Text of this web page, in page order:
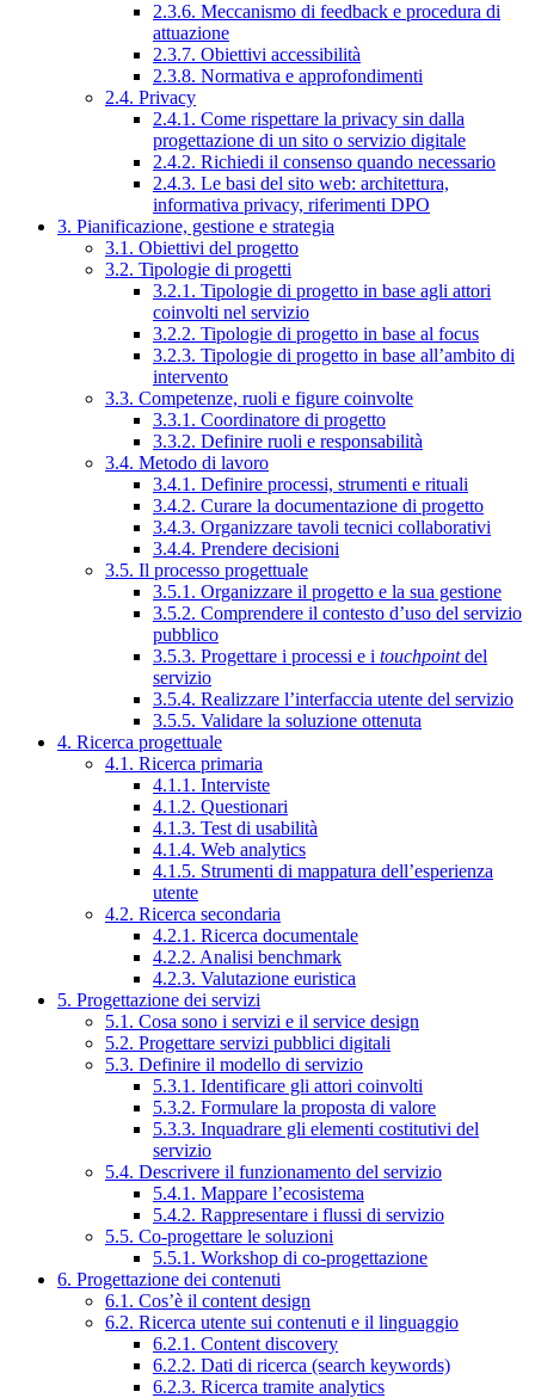
2.3.6. Meccanismo di feedback e procedura di
attuazione
2.3.7. Obiettivi accessibilità
2.3.8. Normativa e approfondimenti
2.4. Privacy
2.4.1. Come rispettare la privacy sin dalla
progettazione di un sito o servizio digitale
2.4.2. Richiedi il consenso quando necessario
2.4.3. Le basi del sito web: architettura,
informativa privacy, riferimenti DPO
3. Pianificazione, gestione e strategia
3.1. Obiettivi del progetto
3.2. Tipologie di progetti
3.2.1. Tipologie di progetto in base agli attori
coinvolti nel servizio
3.2.2. Tipologie di progetto in base al focus
3.2.3. Tipologie di progetto in base all’ambito di
intervento
3.3. Competenze, ruoli e figure coinvolte
3.3.1. Coordinatore di progetto
3.3.2. Definire ruoli e responsabilità
3.4. Metodo di lavoro
3.4.1. Definire processi, strumenti e rituali
3.4.2. Curare la documentazione di progetto
3.4.3. Organizzare tavoli tecnici collaborativi
3.4.4. Prendere decisioni
3.5. Il processo progettuale
3.5.1. Organizzare il progetto e la sua gestione
3.5.2. Comprendere il contesto d’uso del servizio
pubblico
3.5.3. Progettare i processi e i touchpointdel
servizio
3.5.4. Realizzare l’interfaccia utente del servizio
3.5.5. Validare la soluzione ottenuta
4. Ricerca progettuale
4.1. Ricerca primaria
4.1.1. Interviste
4.1.2. Questionari
4.1.3. Test di usabilità
4.1.4. Web analytics
4.1.5. Strumenti di mappatura dell’esperienza
utente
4.2. Ricerca secondaria
4.2.1. Ricerca documentale
4.2.2. Analisi benchmark
4.2.3. Valutazione euristica
5. Progettazione dei servizi
5.1. Cosa sono i servizi e il service design
5.2. Progettare servizi pubblici digitali
5.3. Definire il modello di servizio
5.3.1. Identificare gli attori coinvolti
5.3.2. Formulare la proposta di valore
5.3.3. Inquadrare gli elementi costitutivi del
servizio
5.4. Descrivere il funzionamento del servizio
5.4.1. Mappare l’ecosistema
5.4.2. Rappresentare i flussi di servizio
5.5. Co-progettare le soluzioni
5.5.1. Workshop di co-progettazione
6. Progettazione dei contenuti
6.1. Cos’è il content design
6.2. Ricerca utente sui contenuti e il linguaggio
6.2.1. Content discovery
6.2.2. Dati di ricerca (search keywords)
6.2.3. Ricerca tramite analytics